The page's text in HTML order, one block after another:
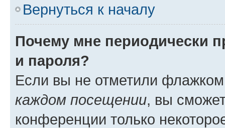
Вернуться к началу
Почему мне периодически
и пароля?
Если вы не отметили
каждом посещении, вы
конференции только